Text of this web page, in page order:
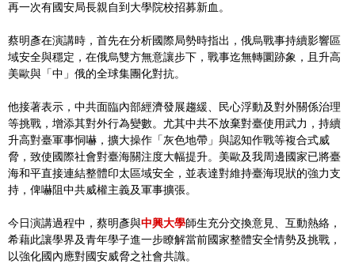
再一次有國安局長親自到大學院校招募新血。
蔡明彥在演講時，首先在分析國際局勢時指出，俄烏戰事持續影響區
域安全與穩定，在俄烏雙方無意讓步下，戰事迄無轉圜跡象，且升高
美歐與「中」俄的全球集團化對抗。
他接著表示，中共面臨內部經濟發展趨緩、民心浮動及對外關係治理
等挑戰，增添其對外行為變數。尤其中共不放棄對臺使用武力，持續
升高對臺軍事恫嚇，擴大操作「灰色地帶」與認知作戰等複合式威
脅，致使國際社會對臺海關注度大幅提升。美歐及我周邊國家已將臺
海和平直接連結整體印太區域安全，並表達對維持臺海現狀的強力支
持，俾嚇阻中共威權主義及軍事擴張。
今日演講過程中，蔡明彥與中興大學師生充分交換意見、互動熱絡，
希藉此讓學界及青年學子進一步瞭解當前國家整體安全情勢及挑戰，
以強化國內應對國安威脅之社會共識。